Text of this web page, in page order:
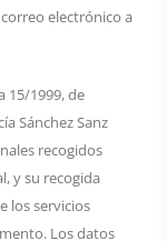
electrónico a
15/1999, de
Sánchez Sanz
recogidos
y su recogida
los servicios
Los datos